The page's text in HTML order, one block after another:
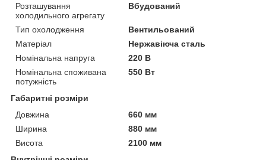
Розташування
холодильного агрегату
Вбудований
Тип охолодження
Вентильований
Матеріал
Нержавіюча сталь
Номінальна напруга
220 В
Номінальна споживана
потужність
550 Вт
Габаритні розміри
Довжина
660 мм
Ширина
880 мм
Висота
2100 мм